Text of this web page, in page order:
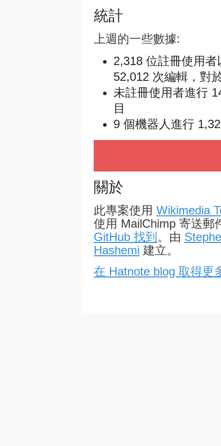
統計
上週的一些數據:
2,318 位註冊使用
52,012 次編輯，對
未註冊使用者進行
目
9 個機器人進行
關於
此專案使用 Wikimedia
使用 MailChimp 寄送郵
GitHub 找到 。由
Hashemi 建立。
在 Hatnote blog 取得更